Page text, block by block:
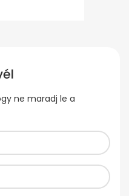
ne maradj le a